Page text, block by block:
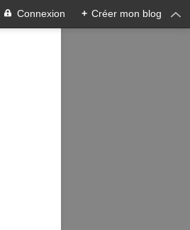
Connexion + Créer mon blog